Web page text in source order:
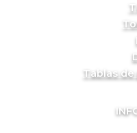
Tablas